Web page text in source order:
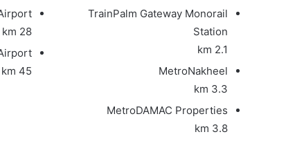
TrainPalm Gateway Monorail
Station
2.1 km
MetroNakheel
3.3 km
MetroDAMAC Properties
3.8 km
28 km
45 km